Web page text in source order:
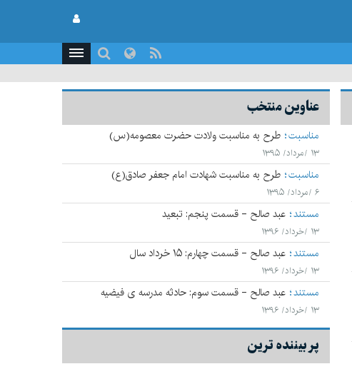
عناوین منتخب
مناسبت طرح به مناسبت ولادت حضرت معصومه(س)
۱۳ /مرداد/ ۱۳۹۵
مناسبت طرح به مناسبت شهادت امام جعفر صادق(ع)
۶ /مرداد/ ۱۳۹۵
مستند عبد صالح - قسمت پنجم: تبعید
۱۳ /خرداد/ ۱۳۹۶
مستند عبد صالح - قسمت چهارم: ۱۵ خرداد سال
۱۳ /خرداد/ ۱۳۹۶
مستند عبد صالح - قسمت سوم: حادثه مدرسه ی فیضیه
۱۳ /خرداد/ ۱۳۹۶
پر بیننده ترین